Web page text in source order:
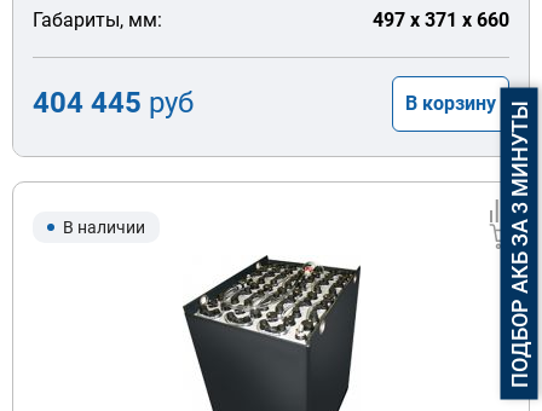
Габариты, мм:
497 x 371 x 660
404 445 руб В корзину
В наличии ПОДБОР АКБ ЗА 3 МИНУТЫ